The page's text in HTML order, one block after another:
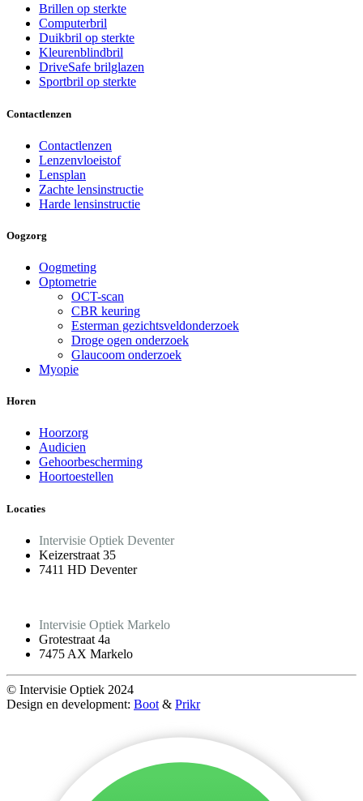
Brillen op sterkte
Computerbril
Duikbril op sterkte
Kleurenblindbril
DriveSafe brilglazen
Sportbril op sterkte
Contactlenzen
Contactlenzen
Lenzenvloeistof
Lensplan
Zachte lensinstructie
Harde lensinstructie
Oogzorg
Oogmeting
Optometrie
OCT-scan
CBR keuring
Esterman gezichtsveldonderzoek
Droge ogen onderzoek
Glaucoom onderzoek
Myopie
Horen
Hoorzorg
Audicien
Gehoorbescherming
Hoortoestellen
Locaties
Intervisie Optiek Deventer
Keizerstraat 35
7411 HD Deventer
Intervisie Optiek Markelo
Grotestraat 4a
7475 AX Markelo
© Intervisie Optiek 2024
Design en development: Boot & Prikr